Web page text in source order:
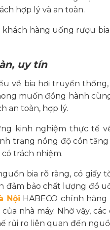
hợp lý và an toàn.
khách hàng uống rượu
uy tín
về bia hơi truyền thống,
muốn đồng hành
an toàn, hợp lý.
kinh nghiệm thực tế
trạng nồng độ cồn tăng
trách nhiệm.
bia rõ ràng, có giấy
bảo chất lượng đồ
Nội HABECO chính
nhà máy. Nhờ vậy, các
rủi ro liên quan đến